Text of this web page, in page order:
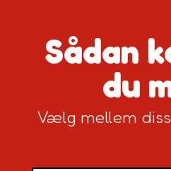
Sådan
du
Vælg mellem